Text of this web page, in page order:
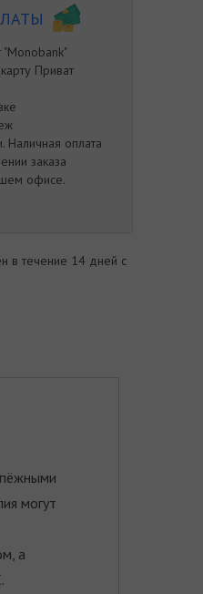
"Monobank"
Приват
Наличная оплата
заказа
офисе.
в течение 14 дней с
могут
а